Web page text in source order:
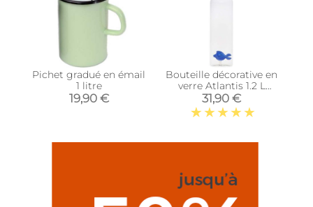
Pichet gradué en émail
1 litre
19,90 €
Bouteille décorative en
verre Atlantis 1.2 L
(Poisson)
31,90 €